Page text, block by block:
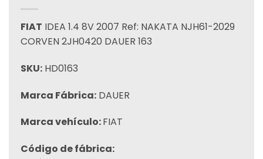
FIAT IDEA 1.4 8V 2007 Ref: NAKATA NJH61-2029
CORVEN 2JH0420 DAUER 163
SKU: HD0163
Marca Fábrica: DAUER
Marca vehículo:FIAT
Código de fábrica: